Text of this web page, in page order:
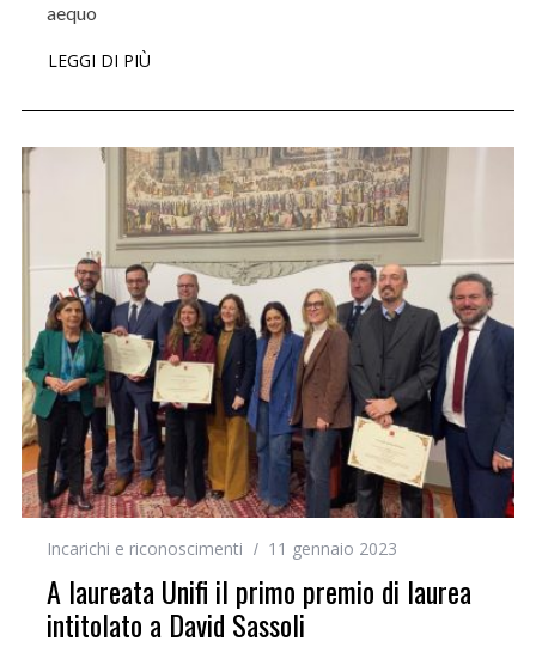
aequo
LEGGI DI PIÙ
Incarichi e riconoscimenti 11 gennaio 2023
A laureata Unifi il primo premio di laurea
intitolato a David Sassoli